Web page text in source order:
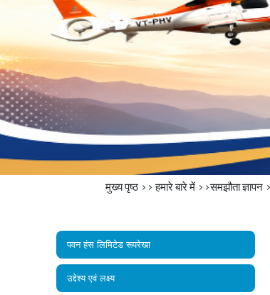
मुख्य पृष्ठ>>हमारे बारे में >>समझौता ज्ञापन
पवन हंस लिमिटेड रूपरेखा
उद्देश्य एवं लक्ष्य